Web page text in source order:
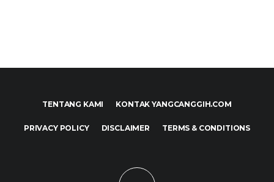
TENTANG KAMI KONTAK YANGCANGGIH.COM
PRIVACY POLICY DISCLAIMER TERMS & CONDITIONS